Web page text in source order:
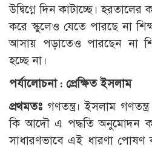
উদ্বিগ্নে দিন কাটাচ্ছে। হরতালের
করে স্কুলেও যেতে পারছে না
আসায় পড়াতেও পারছেন না
হচ্ছে না।
পর্যালোচনা : প্রেক্ষিত ইসলাম
প্রথমতঃ গণতন্ত্র। ইসলাম
কি আদৌ এ পদ্ধতি অনুমোদন
সাধারণভাবে এই ধারণা পোষণ